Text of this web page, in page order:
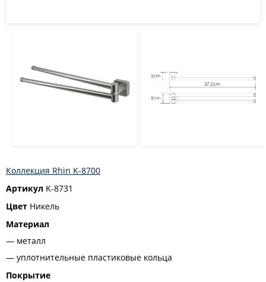
Коллекция Rhin K-8700
Артикул K-8731
Цвет Никель
Материал
металл
уплотнительные пластиковые кольца
Покрытие